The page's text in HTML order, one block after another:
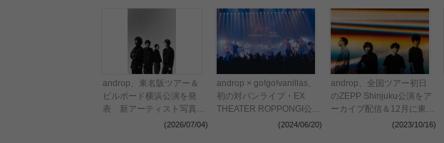
androp、東名阪ツアー＆
ビルボード横浜公演を発
表 新アーティスト写真も
(2026/07/04)
androp × go!go!vanillas、
初の対バンライブ・EX
THEATER ROPPONGI公演
のオフィシャルレポートが
(2024/06/20)
androp、全国ツアー初日
のZEPP Shinjuku公演をア
ーカイブ配信＆12月に東
京・大阪 Billboard Live決
(2023/10/16)